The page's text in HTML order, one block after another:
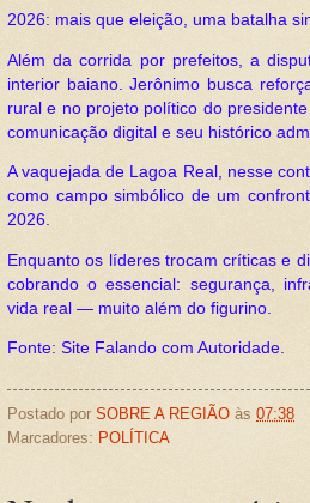
2026: mais que eleição, uma batalha
Além da corrida por prefeitos, a
interior baiano. Jerônimo busca
rural e no projeto político do
comunicação digital e seu histórico
A vaquejada de Lagoa Real, nesse
como campo simbólico de um
2026.
Enquanto os líderes trocam críticas e
cobrando o essencial: segurança,
vida real — muito além do figurino.
Fonte: Site Falando com Autoridade.
Postado por SOBRE A REGIÃO às 07:38
Marcadores: POLÍTICA